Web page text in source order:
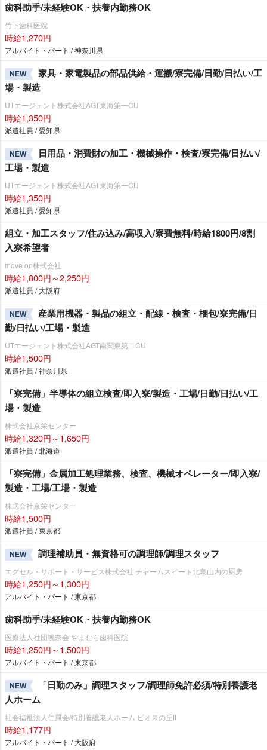
歯科助手/未経験OK・扶養内勤務OK
竹下歯科医院
時給1,270円
アルバイト・パート / 神奈川県
NEW
家具・家電製品の部品供給・運搬/寮完備/日勤/日払い/工
場・製造
UTエージェント株式会社AGT東海第一CU
時給1,350円
派遣社員 / 愛知県
NEW
日用品・消費財の加工・機械操作・検査/寮完備/日払い/
工場・製造
UTエージェント株式会社AGT東海第一CU
時給1,350円
派遣社員 / 愛知県
組立・加工スタッフ/住み込み/高収入/寮費無料/時給1800円/8割
入寮希望者
move on株式会社
時給1,800円～2,250円
派遣社員 / 大阪府
NEW
産業用機器・製品の組立・配線・検査・梱包/寮完備/日
勤/日払い/工場・製造
UTエージェント株式会社AGT南関東第二CU
時給1,500円
派遣社員 / 神奈川県
「寮完備」半導体の組立検査/即入寮/製造・工場/日勤/日払い/工
場・製造
株式会社京栄センター
時給1,320円～1,650円
派遣社員 / 北海道
「寮完備」金属加工処理業務、検査、機械オペレーター/即入寮/
製造・工場/工場・製造
株式会社京栄センター
時給1,500円
派遣社員 / 東京都
NEW 調理補助員・無資格可の調理師/調理スタッフ
エクセル・サポート・サービス株式会社 チャームスイート北烏山内の厨房
時給1,250円～1,300円
アルバイト・パート / 東京都
歯科助手/未経験OK・扶養内勤務OK
医療法人社団帆奈会 やまむら歯科医院
時給1,250円～1,500円
アルバイト・パート / 東京都
NEW
「日勤のみ」調理スタッフ/調理師免許必須/特別養護老
人ホーム
社会福祉法人仁風会/特別養護老人ホーム ビオスの丘Ⅱ
時給1,177円
アルバイト・パート / 大阪府